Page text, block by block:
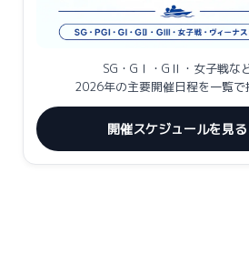
SG・GⅠ・GⅡ・女子戦な
2026年の主要開催日程を一覧で
開催スケジュールを見る